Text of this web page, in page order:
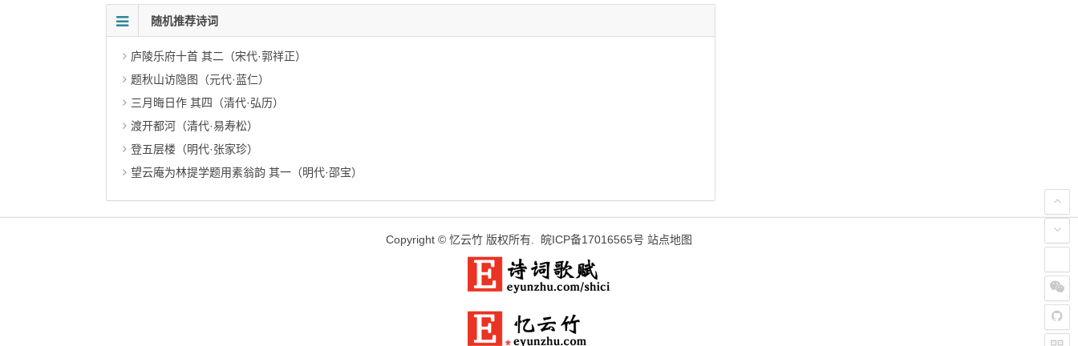
随机推荐诗词
庐陵乐府十首 其二（宋代·郭祥正）
题秋山访隐图（元代·蓝仁）
三月晦日作 其四（清代·弘历）
渡开都河（清代·易寿松）
登五层楼（明代·张家珍）
望云庵为林提学题用素翁韵 其一（明代·邵宝）
Copyright © 忆云竹 版权所有. 皖ICP备17016565号 站点地图